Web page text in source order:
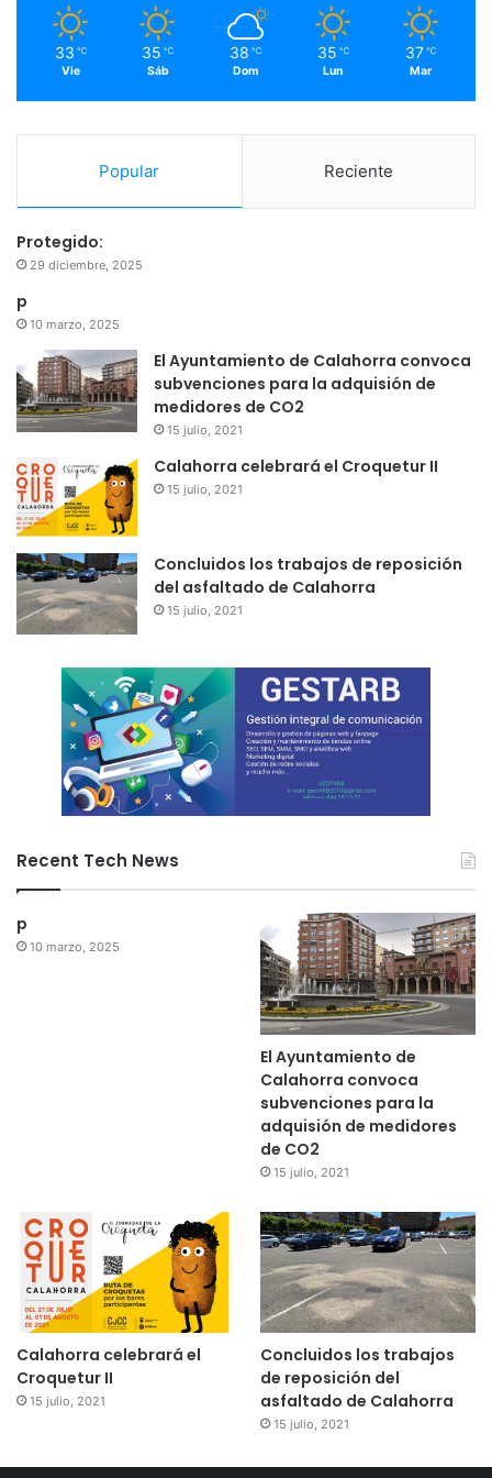
m
33 ℃
Vie
35 ℃
Sáb
38 ℃
Dom
35 ℃
Lun
37 ℃
Mar
Popular Reciente
Protegido:
29 diciembre, 2025
p
10 marzo, 2025
El Ayuntamiento de Calahorra convoca
subvenciones para la adquisión de
medidores de CO2
15 julio, 2021
Calahorra celebrará el Croquetur II
15 julio, 2021
Concluidos los trabajos de reposición
del asfaltado de Calahorra
15 julio, 2021
Recent Tech News
p
10 marzo, 2025
El Ayuntamiento de
Calahorra convoca
subvenciones para la
adquisión de medidores
de CO2
15 julio, 2021
Calahorra celebrará el
Croquetur II
15 julio, 2021
Concluidos los trabajos
de reposición del
asfaltado de Calahorra
15 julio, 2021